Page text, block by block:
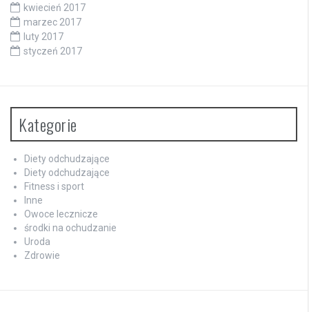
kwiecień 2017
marzec 2017
luty 2017
styczeń 2017
Kategorie
Diety odchudzające
Diety odchudzające
Fitness i sport
Inne
Owoce lecznicze
środki na ochudzanie
Uroda
Zdrowie